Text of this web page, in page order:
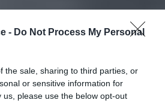
- Do Not Process My Personal
the sale, sharing to third parties, or
or sensitive information for
please use the below opt-out